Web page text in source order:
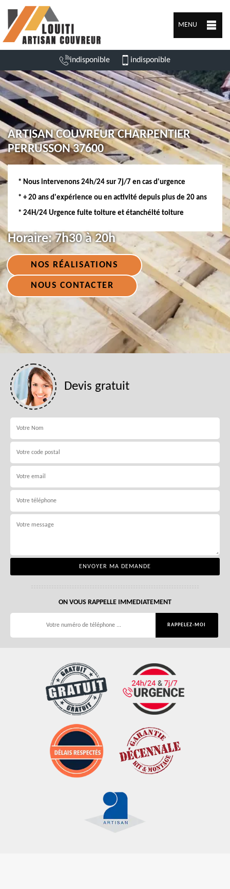
MENU
indisponible indisponible
ARTISAN COUVREUR CHARPENTIER
PERRUSSON 37600
* Nous intervenons 24h/24 sur 7j/7 en cas d'urgence
* + 20 ans d'expérience ou en activité depuis plus de 20 ans
* 24H/24 Urgence fuite toiture et étanchéité toiture
Horaire:7h30 à 20h
NOS RÉALISATIONS
NOUS CONTACTER
Devis gratuit
ON VOUS RAPPELLE IMMEDIATEMENT